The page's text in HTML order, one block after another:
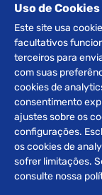
Consulte
Siga nas
2012 ©
Uso de Cookies
Este site usa
facultativos
terceiros para
com suas
cookies de
consentimento
ajustes sobre os
configurações.
os cookies de
sofrer limitações.
consulte nossa